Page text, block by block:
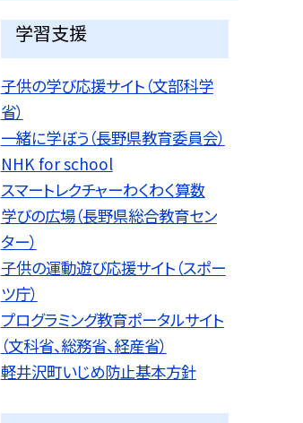
学習支援
子供の学び応援サイト（文部科学
省）
一緒に学ぼう（長野県教育委員会）
NHK for school
スマートレクチャーわくわく算数
学びの広場（長野県総合教育セン
ター）
子供の運動遊び応援サイト（スポー
ツ庁）
プログラミング教育ポータルサイト
（文科省、総務省、経産省）
軽井沢町いじめ防止基本方針